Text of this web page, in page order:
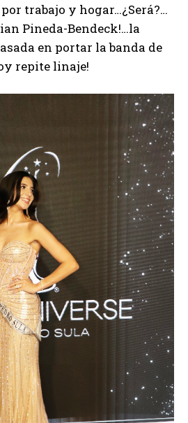
trabajo y hogar…¿Será?…
Pineda-Bendeck!…la
en portar la banda de
repite linaje!